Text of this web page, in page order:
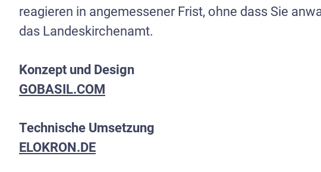
reagieren in angemessener Frist, ohne dass Sie
das Landeskirchenamt.
Konzept und Design
GOBASIL.COM
Technische Umsetzung
ELOKRON.DE